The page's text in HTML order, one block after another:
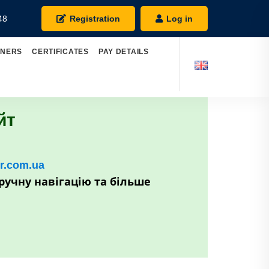
Registration Log in
CERTIFICATES PAY DETAILS
навігацію та більше